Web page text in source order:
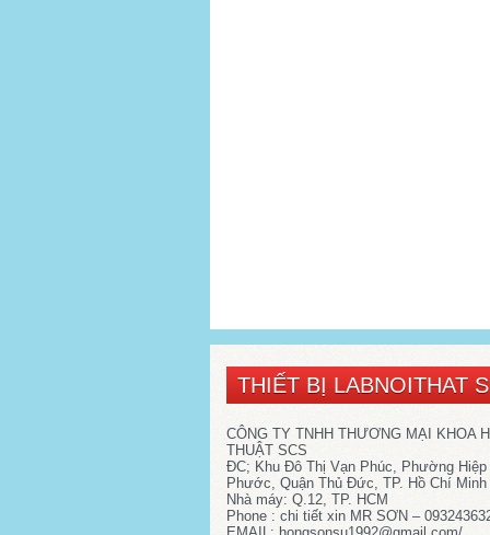
THIẾT BỊ LABNOITHAT
CÔNG TY TNHH THƯƠNG MẠI KHOA
THUẬT SCS
ĐC; Khu Đô Thị Vạn Phúc, Phường Hiệp
Phước, Quận Thủ Đức, TP. Hồ Chí Minh
Nhà máy: Q.12, TP. HCM
Phone : chi tiết xin MR SƠN –